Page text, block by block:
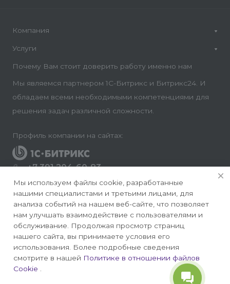
Компания
Услуги
Почему Вам стоит доверить работу именно нам
Мы являемся партнером 1С-Битрикс и Битрикс24. И
обладаем всеми необходимыми компетенциями для
решения задач различной сложности.
Профиль компании на сайтах:
+7 391 204-60-83
Заказать звонок
info@conversite.ru
г. Красноярск, ул. Ладо Кецховели 22а, офис 8-28/1
© 2026 Конверсайт - Разработка и продвижение
Мы используем файлы cookie, разработанные
нашими специалистами и третьими лицами, для
анализа событий на нашем веб-сайте, что позволяет
нам улучшать взаимодействие с пользователями и
обслуживание. Продолжая просмотр страниц
нашего сайта, вы принимаете условия его
использования. Более подробные сведения
смотрите в нашей Политике в отношении файлов
Cookie